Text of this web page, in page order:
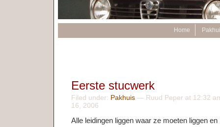
Home
Eerste stucwerk
Filed under: Pakhuis — Ruud Peper at 12:32
16, 2006
Alle leidingen liggen waar ze moeten liggen en